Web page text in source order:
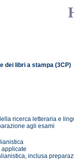
dei libri a stampa (3CP)
ricerca letteraria e
agli esami
applicate
inclusa